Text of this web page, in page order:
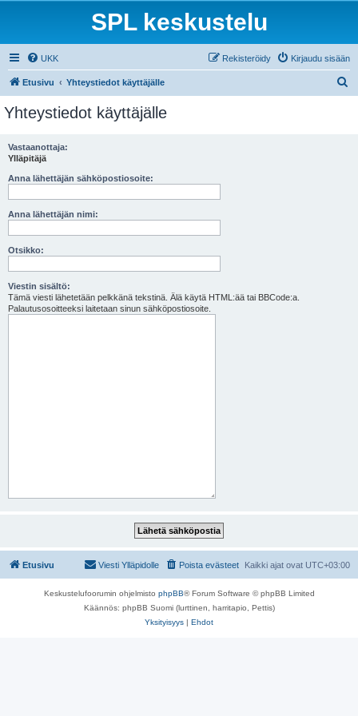
SPL keskustelu
UKK Kirjaudu sisään
Rekisteröidy
Etusivu Yhteystiedot käyttäjälle
Yhteystiedot käyttäjälle
Vastaanottaja:
Ylläpitäjä
Anna lähettäjän sähköpostiosoite:
Anna lähettäjän nimi:
Otsikko:
Viestin sisältö:
Tämä viesti lähetetään pelkkänä tekstinä. Älä käytä HTML:ää tai BBCode:a.
Palautusosoitteeksi laitetaan sinun sähköpostiosoite.
Etusivu Kaikki ajat ovat UTC+03:00
Poista evästeet
Viesti Ylläpidolle
Keskustelufoorumin ohjelmisto phpBB® Forum Software © phpBB Limited
Käännös: phpBB Suomi (lurttinen, harritapio, Pettis)
Yksityisyys | Ehdot